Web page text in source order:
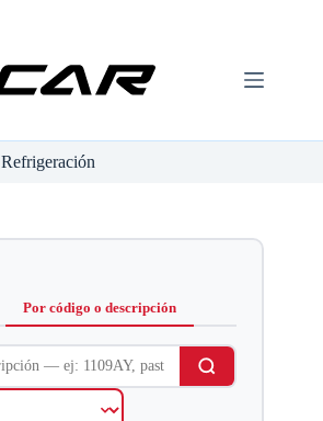
Refrigeración
Por código o descripción